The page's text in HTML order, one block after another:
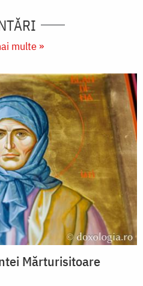
multe »
Mărturisitoare